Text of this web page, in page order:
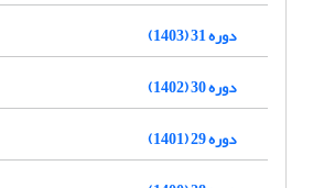
دوره 31 (1403)
دوره 30 (1402)
دوره 29 (1401)